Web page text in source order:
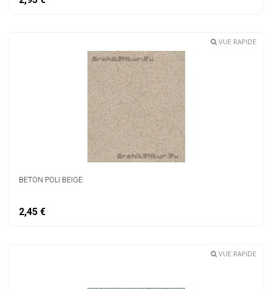
VUE RAPIDE
BETON POLI BEIGE
2,45 €
VUE RAPIDE